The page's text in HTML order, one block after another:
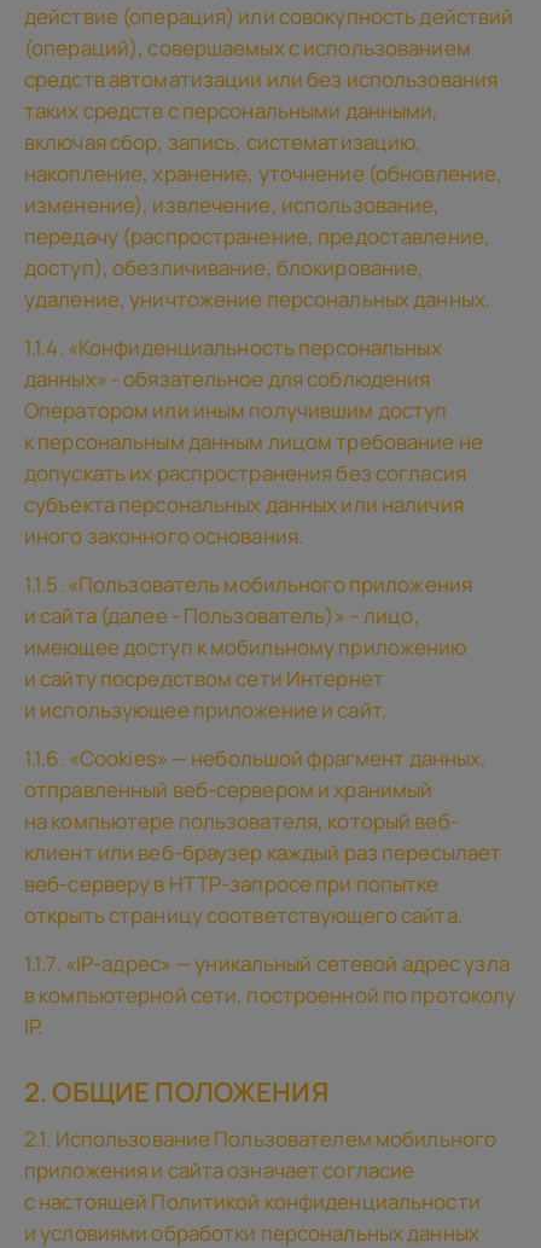
действие (операция) или совокупность действий
(операций), совершаемых с использованием
средств автоматизации или без использования
таких средств с персональными данными,
включая сбор, запись, систематизацию,
накопление, хранение, уточнение (обновление,
изменение), извлечение, использование,
передачу (распространение, предоставление,
доступ), обезличивание, блокирование,
удаление, уничтожение персональных данных.
1.1.4. «Конфиденциальность персональных
данных» - обязательное для соблюдения
Оператором или иным получившим доступ
к персональным данным лицом требование не
допускать их распространения без согласия
субъекта персональных данных или наличия
иного законного основания.
1.1.5. «Пользователь мобильного приложения
и сайта (далее - Пользователь)» – лицо,
имеющее доступ к мобильному приложению
и сайту посредством сети Интернет
и использующее приложение и сайт.
1.1.6. «Cookies» — небольшой фрагмент данных,
отправленный веб-сервером и хранимый
на компьютере пользователя, который веб-
клиент или веб-браузер каждый раз пересылает
веб-серверу в HTTP-запросе при попытке
открыть страницу соответствующего сайта.
1.1.7. «IP-адрес» — уникальный сетевой адрес узла
в компьютерной сети, построенной по протоколу
IP.
2. ОБЩИЕ ПОЛОЖЕНИЯ
2.1. Использование Пользователем мобильного
приложения и сайта означает согласие
с настоящей Политикой конфиденциальности
и условиями обработки персональных данных